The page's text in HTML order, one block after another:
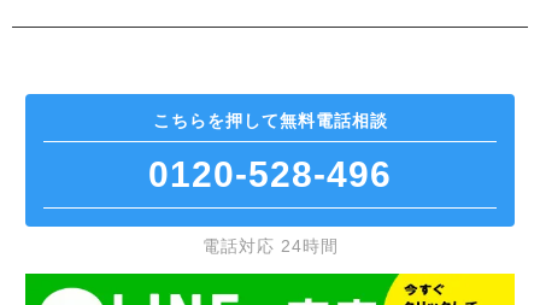
こちらを押して無料電話相談
0120-528-496
電話対応 24時間